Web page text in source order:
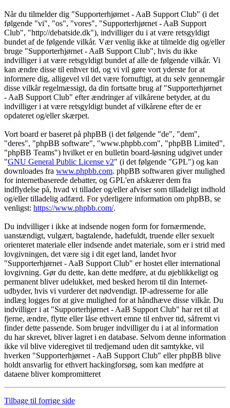
Når du tilmelder dig "Supporterhjørnet - AaB Support Club" (i det
følgende "vi", "os", "vores", "Supporterhjørnet - AaB Support
Club", "http://debatside.dk"), indvilliger du i at være retsgyldigt
bundet af de følgende vilkår. Vær venlig ikke at tilmelde dig og/eller
bruge "Supporterhjørnet - AaB Support Club", hvis du ikke
indvilliger i at være retsgyldigt bundet af alle de følgende vilkår. Vi
kan ændre disse til enhver tid, og vi vil gøre vort yderste for at
informere dig, alligevel vil det være fornuftigt, at du selv gennemgår
disse vilkår regelmæssigt, da din fortsatte brug af "Supporterhjørnet
- AaB Support Club" efter ændringer af vilkårene betyder, at du
indvilliger i at være retsgyldigt bundet af vilkårene efter de er
opdateret og/eller skærpet.
Vort board er baseret på phpBB (i det følgende "de", "dem",
"deres", "phpBB software", "www.phpbb.com", "phpBB Limited",
"phpBB Teams") hvilket er en bulletin board-løsning udgivet under
"GNU General Public License v2" (i det følgende "GPL") og kan
downloades fra www.phpbb.com. phpBB softwaren giver mulighed
for internetbaserede debatter, og GPL'en afskærer dem fra
indflydelse på, hvad vi tillader og/eller afviser som tilladeligt indhold
og/eller tilladelig adfærd. For yderligere information om phpBB, se
venligst: https://www.phpbb.com/.
Du indvilliger i ikke at indsende nogen form for fornærmende,
uanstændigt, vulgært, bagtalende, hadefuldt, truende eller sexuelt
orienteret materiale eller indsende andet materiale, som er i strid med
lovgivningen, det være sig i dit eget land, landet hvor
"Supporterhjørnet - AaB Support Club" er hostet eller international
lovgivning. Gør du dette, kan dette medføre, at du øjeblikkeligt og
permanent bliver udelukket, med besked herom til din Internet-
udbyder, hvis vi vurderer det nødvendigt. IP-adresserne for alle
indlæg logges for at give mulighed for at håndhæve disse vilkår. Du
indvilliger i at "Supporterhjørnet - AaB Support Club" har ret til at
fjerne, ændre, flytte eller låse ethvert emne til enhver tid, såfremt vi
finder dette passende. Som bruger indvilliger du i at al information
du har skrevet, bliver lagret i en database. Selvom denne information
ikke vil blive videregivet til tredjemand uden dit samtykke, vil
hverken "Supporterhjørnet - AaB Support Club" eller phpBB blive
holdt ansvarlig for ethvert hackingforsøg, som kan medføre at
dataene bliver kompromitteret
Tilbage til forrige side